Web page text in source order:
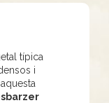
típica
i